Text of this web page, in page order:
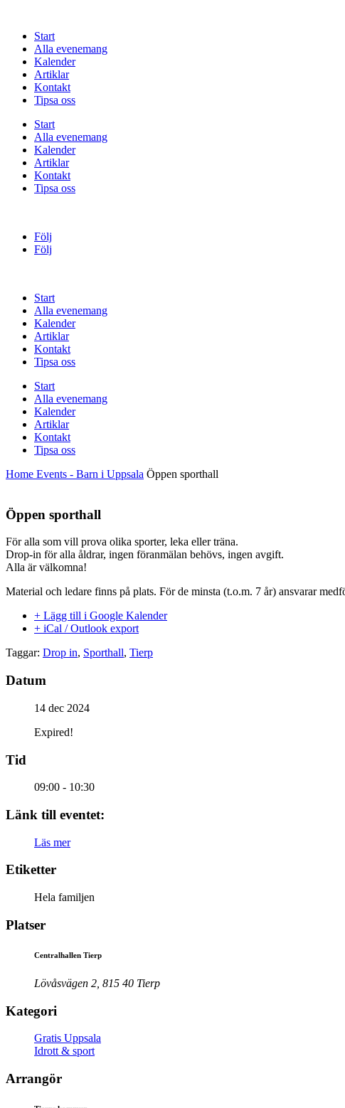
Start
Alla evenemang
Kalender
Artiklar
Kontakt
Tipsa oss
Start
Alla evenemang
Kalender
Artiklar
Kontakt
Tipsa oss
Följ
Följ
Start
Alla evenemang
Kalender
Artiklar
Kontakt
Tipsa oss
Start
Alla evenemang
Kalender
Artiklar
Kontakt
Tipsa oss
Home Events - Barn i Uppsala Öppen sporthall
Öppen sporthall
För alla som vill prova olika sporter, leka eller träna.
Drop-in för alla åldrar, ingen föranmälan behövs, ingen avgift.
Alla är välkomna!
Material och ledare finns på plats. För de minsta (t.o.m. 7 år) ansvarar
+ Lägg till i Google Kalender
+ iCal / Outlook export
Taggar: Drop in, Sporthall, Tierp
Datum
14 dec 2024
Expired!
Tid
09:00 - 10:30
Länk till eventet:
Läs mer
Etiketter
Hela familjen
Platser
Centralhallen Tierp
Lövåsvägen 2, 815 40 Tierp
Kategori
Gratis Uppsala
Idrott & sport
Arrangör